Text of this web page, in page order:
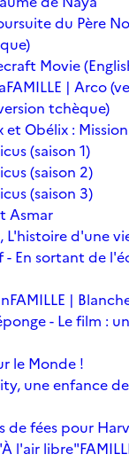
du Père
Movie
FAMILLE | Arco
tchèque)
et Obélix :
(saison 1)
(saison 2)
(saison 3)
Asmar
L'histoire d'une
- En sortant de
FAMILLE |
- Le film :
le Monde !
une enfance
de fées pour
l'air libre"